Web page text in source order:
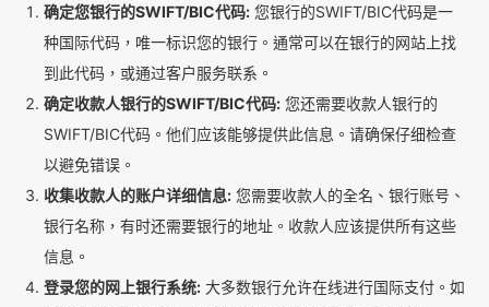
确定您银行的SWIFT/BIC代码: 您银行的SWIFT/BIC代码是一
种国际代码，唯一标识您的银行。通常可以在银行的网站上找
到此代码，或通过客户服务联系。
确定收款人银行的SWIFT/BIC代码: 您还需要收款人银行的
SWIFT/BIC代码。他们应该能够提供此信息。请确保仔细检查
以避免错误。
收集收款人的账户详细信息: 您需要收款人的全名、银行账号、
银行名称，有时还需要银行的地址。收款人应该提供所有这些
信息。
登录您的网上银行系统: 大多数银行允许在线进行国际支付。如